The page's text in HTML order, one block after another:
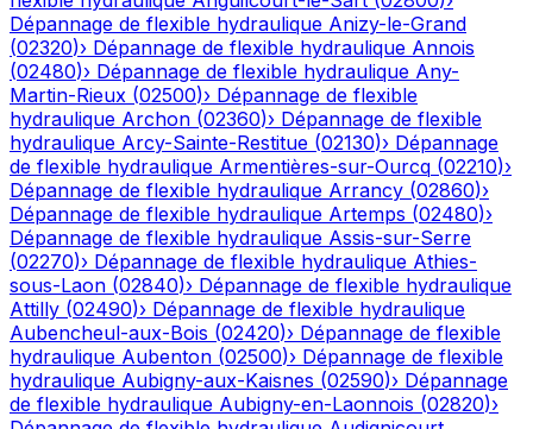
Dépannage de flexible hydraulique Anizy-le-Grand
(02320)› Dépannage de flexible hydraulique Annois
(02480)› Dépannage de flexible hydraulique Any-
Martin-Rieux (02500)› Dépannage de flexible
hydraulique Archon (02360)› Dépannage de flexible
hydraulique Arcy-Sainte-Restitue (02130)› Dépannage
de flexible hydraulique Armentières-sur-Ourcq (02210)›
Dépannage de flexible hydraulique Arrancy (02860)›
Dépannage de flexible hydraulique Artemps (02480)›
Dépannage de flexible hydraulique Assis-sur-Serre
(02270)› Dépannage de flexible hydraulique Athies-
sous-Laon (02840)› Dépannage de flexible hydraulique
Attilly (02490)› Dépannage de flexible hydraulique
Aubencheul-aux-Bois (02420)› Dépannage de flexible
hydraulique Aubenton (02500)› Dépannage de flexible
hydraulique Aubigny-aux-Kaisnes (02590)› Dépannage
de flexible hydraulique Aubigny-en-Laonnois (02820)›